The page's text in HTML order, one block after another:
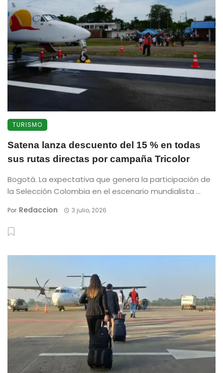
TURISMO
Satena lanza descuento del 15 % en todas
sus rutas directas por campaña Tricolor
Bogotá. La expectativa que genera la participación de
la Selección Colombia en el escenario mundialista ...
Por Redaccion 3 julio, 2026